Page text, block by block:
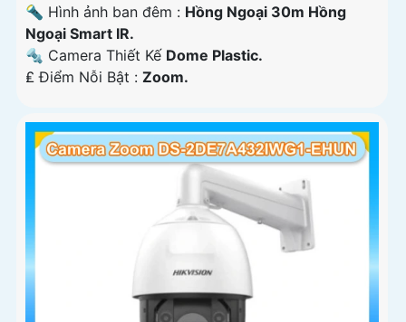
🔦 Hình ảnh ban đêm : Hồng Ngoại 30m Hồng
Ngoại Smart IR.
🔩 Camera Thiết Kế Dome Plastic.
️₤ Điểm Nỗi Bật : Zoom.